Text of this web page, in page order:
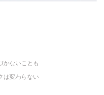
かないことも
は変わらない